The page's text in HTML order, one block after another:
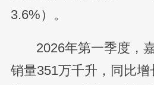
3.6%）。
2026年第一季度，
销量351万千升，同比